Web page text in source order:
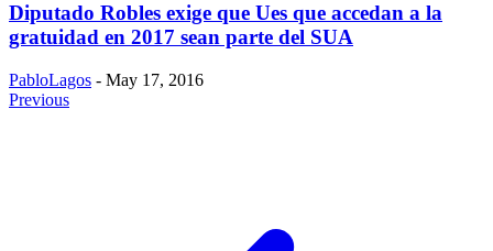
Diputado Robles exige que Ues que accedan a la
gratuidad en 2017 sean parte del SUA
PabloLagos - May 17, 2016
Previous